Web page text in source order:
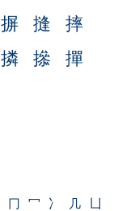
摒 摓
摔
撛 撡 撣
冂 冖 冫 几